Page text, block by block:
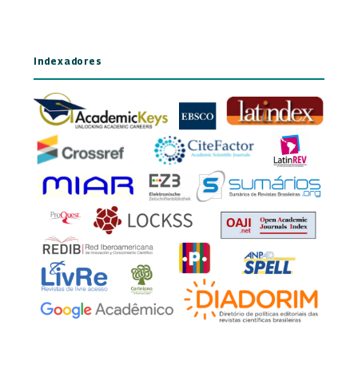
Indexadores